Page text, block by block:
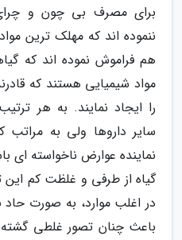
برای مصرف بی چون و
ننموده اند که مهلک ترین
هم فراموش نموده اند که
مواد شیمیایی هستند که
را ایجاد نمایند. به هر
سایر داروها ولی به مراتب
نماینده عوارض ناخواسته ای
گیاه از طرفی و غلظت کم این
در اغلب موارد، به صورت حاد
باعث چنان تصور غلطی